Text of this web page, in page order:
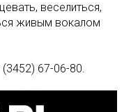
веселиться,
живым вокалом
67-06-80.